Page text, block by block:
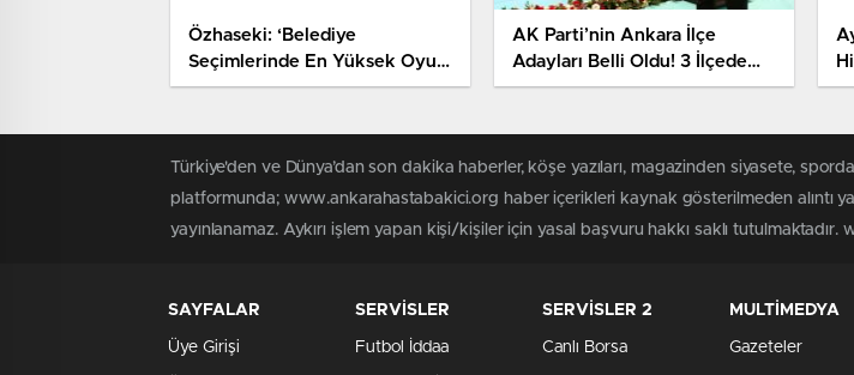
Özhaseki: ‘Belediye
Seçimlerinde En Yüksek Oyu
Alacağız’
AK Parti’nin Ankara İlçe
Adayları Belli Oldu! 3 İlçede
MHP’nin Adayı Desteklenecek
Türkiye'den ve Dünya’dan son dakika haberler, köşe yazıları, magazinden siyasete,
platformunda; www.ankarahastabakici.org haber içerikleri kaynak gösterilmeden alıntı
yayınlanamaz. Aykırı işlem yapan kişi/kişiler için yasal başvuru hakkı saklı
SAYFALAR
Üye Girişi
SERVİSLER
Futbol İddaa
SERVİSLER 2
Canlı Borsa
MULTİMEDYA
Gazeteler